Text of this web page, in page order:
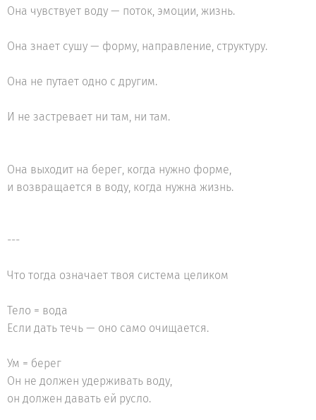
Она чувствует воду — поток, эмоции, жизнь.
Она знает сушу — форму, направление, структуру.
Она не путает одно с другим.
И не застревает ни там, ни там.
Она выходит на берег, когда нужно форме,
и возвращается в воду, когда нужна жизнь.
---
Что тогда означает твоя система целиком
Тело = вода
Если дать течь — оно само очищается.
Ум = берег
Он не должен удерживать воду,
он должен давать ей русло.